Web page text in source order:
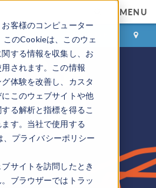
客様のコンピューター
のCookieは、このウェ
する情報を収集し、お
されます。この情報
体験を改善し、カスタ
このウェブサイトや他
る解析と指標を得るこ
す。当社で使用する
プライバシーポリシー
サイトを訪問したとき
ブラウザーではトラッ
MENU
ログイン お問い合わせ